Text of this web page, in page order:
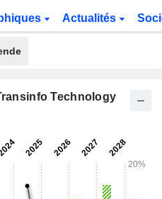
Actualités
Technology